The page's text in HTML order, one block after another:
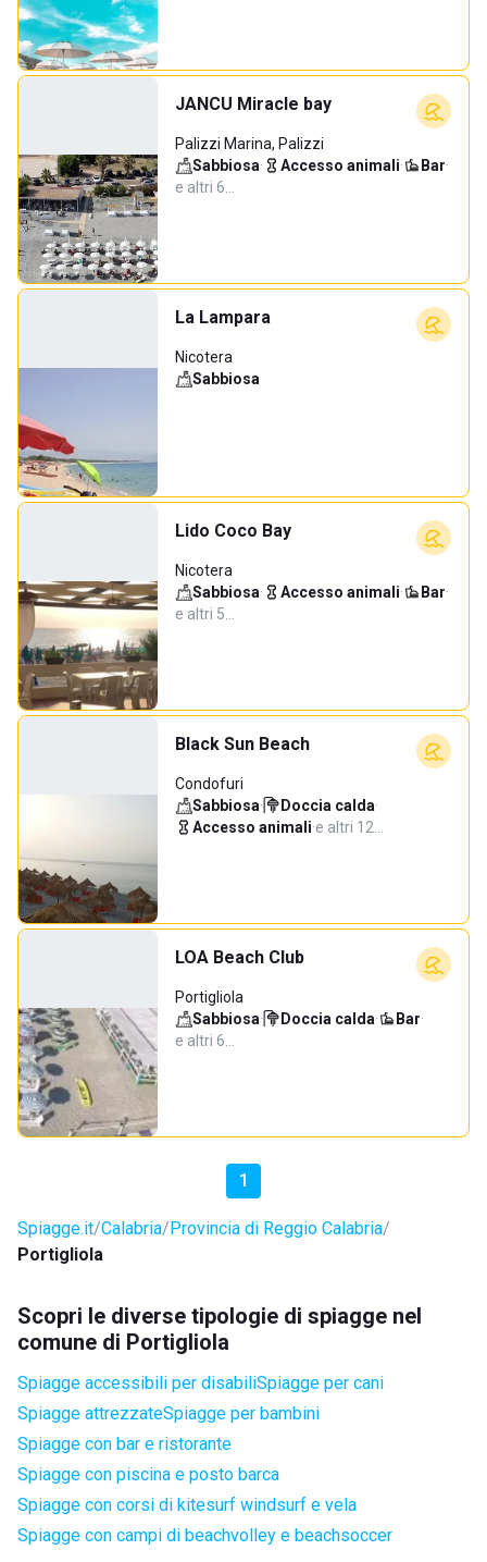
JANCU Miracle bay
Palizzi Marina, Palizzi
Sabbiosa· Accesso animali· Bar·
e altri 6…
La Lampara
Nicotera
Sabbiosa
Lido Coco Bay
Nicotera
Sabbiosa· Accesso animali· Bar·
e altri 5…
Black Sun Beach
Condofuri
Sabbiosa· Doccia calda·
Accesso animali·e altri 12…
LOA Beach Club
Portigliola
Sabbiosa· Doccia calda· Bar·
e altri 6…
1
Spiagge.it Calabria Provincia di Reggio Calabria
Portigliola
Scopri le diverse tipologie di spiagge nel
comune di Portigliola
Spiagge accessibili per disabiliSpiagge per cani
Spiagge attrezzateSpiagge per bambini
Spiagge con bar e ristorante
Spiagge con piscina e posto barca
Spiagge con corsi di kitesurf windsurf e vela
Spiagge con campi di beachvolley e beachsoccer